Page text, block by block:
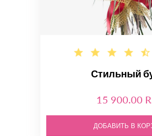
Стильный
15 900.00
ДОБАВИТЬ В